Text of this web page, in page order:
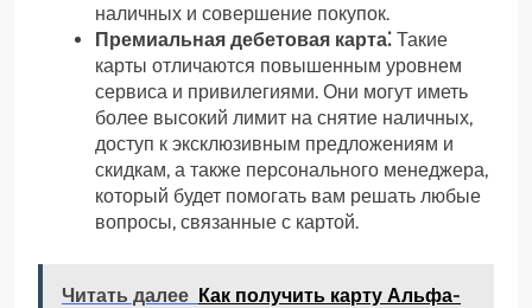
наличных и совершение покупок.
Премиальная дебетовая карта⁚ Такие
карты отличаются повышенным уровнем
сервиса и привилегиями. Они могут иметь
более высокий лимит на снятие наличных,
доступ к эксклюзивным предложениям и
скидкам, а также персонального менеджера,
который будет помогать вам решать любые
вопросы, связанные с картой.
Читать далее Как получить карту Альфа-